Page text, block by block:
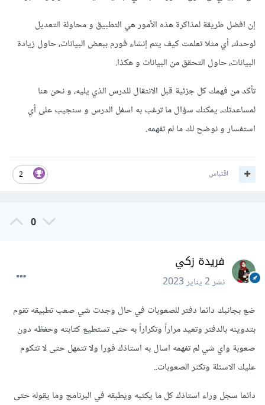
إن افضل طريقة لمذاكرة هذه الأمور هي التطبيق و محاولة التعديل
لوحدك، أي مثلا تعلمت كيف يتم إنشاء فورم ببعض البيانات، حاول زيادة
البيانات، حاول التحقق من البيانات و هكذا.
تأكد من فهمك كل جزئية قبل الانتقال للدرس الذي يليه، و نحن هنا
لمساعدتك، يمكنك سؤال ما ترغب به اسفل الدرس و سنجيب على أي
استفسار و نوضح لك ما لم تفهمه.
2 اقتباس
0
فريدة زكي
نشر2 يناير 2023
ضع بجانبك دائما دفتر للصعوبات في حال وجدت شي صعب تطبيقه تقوم
بتدوينه بالدفتر وتعيد مراراً وتكراراً به حتى تستطيع كتابته وحفظه دون
صعوبة واي شي لم تفهمه اسال به استاذك فورا ولا تتمهل حتى لا تتكوم
عليك الاسئلة وتكثر الصعوبات..
دائما سجل وراء استاذك كل ما يكتبه ويطبقه في البرنامج وما يقوله حتى